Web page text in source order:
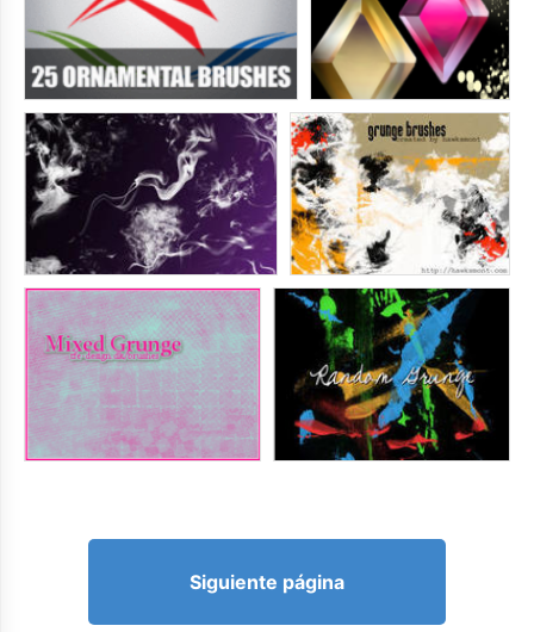
Siguiente página